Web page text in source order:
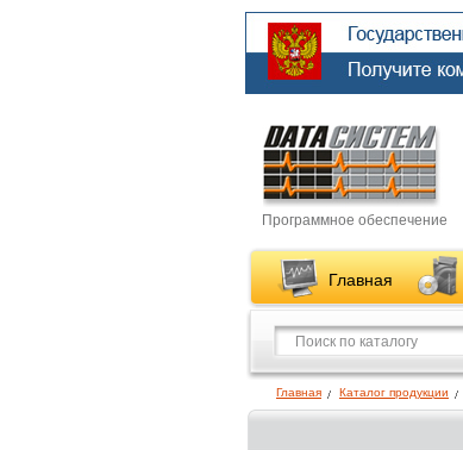
Программное обеспечение
Главная
Главная Каталог продукции